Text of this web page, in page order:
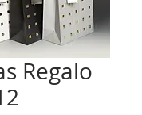
Regalo